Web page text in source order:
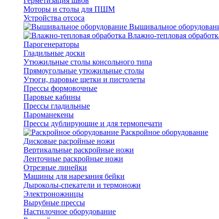
Моторы и столы для ПШМ
Устройства отсоса
Вышивальное
Влажно-тепловая
Парогенераторы
Гладильные доски
Утюжильные столы консольного типа
Прямоугольные утюжильные столы
Утюги, паровые щетки и пистолеты
Прессы формовочные
Паровые кабины
Прессы гладильные
Пароманекены
Прессы дублирующие и для термопечати
Раскройное оборудование
Дисковые расройные ножи
Вертикальные раскройные ножи
Ленточные раскройные ножи
Отрезные линейки
Машины для нарезания бейки
Дыроколы-спекатели и термоножи
Электроножницы
Вырубные прессы
Настилочное оборудование